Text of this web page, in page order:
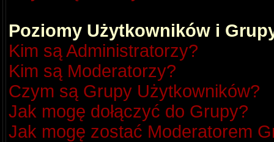
Poziomy Użytkowników i
Kim są Administratorzy?
Kim są Moderatorzy?
Czym są Grupy Użytkowników?
Jak mogę dołączyć do Grupy?
Jak mogę zostać Moderatorem